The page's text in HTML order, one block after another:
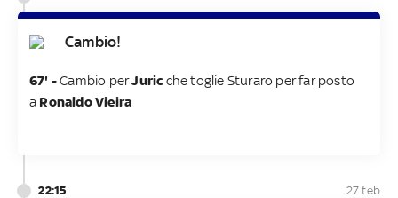
Cambio!
67' -Cambio perJuric che toglie Sturaro per far posto
a Ronaldo Vieira
22:15 27 feb